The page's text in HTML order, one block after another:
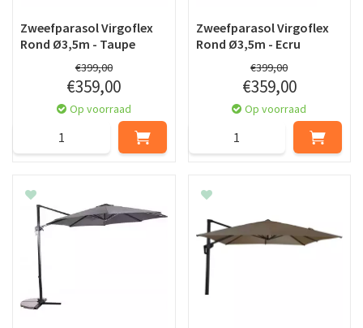
Zweefparasol Virgoflex
Rond Ø3,5m - Taupe
€399,00
€359,00
Op voorraad
Zweefparasol Virgoflex
Rond Ø3,5m - Ecru
€399,00
€359,00
Op voorraad